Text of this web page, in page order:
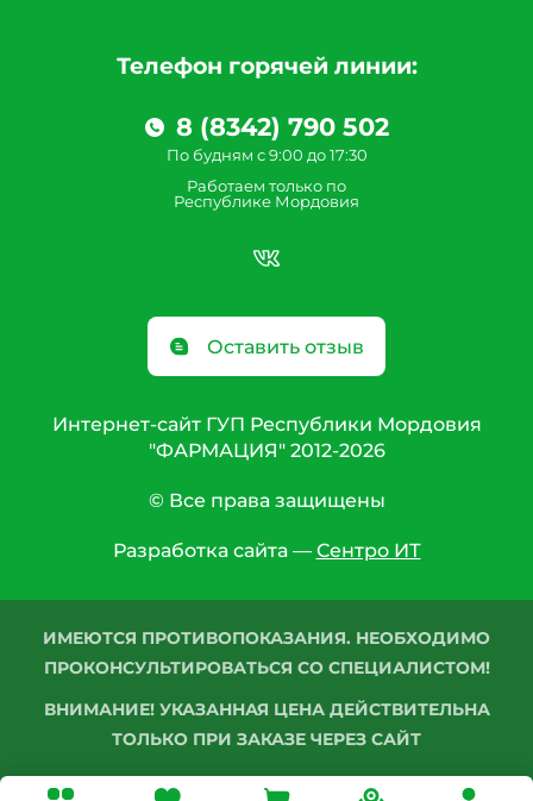
Телефон горячей линии:
8 (8342) 790 502
По будням с 9:00 до 17:30
Работаем только по
Республике Мордовия
Оставить отзыв
Интернет-сайт ГУП Республики Мордовия
"ФАРМАЦИЯ" 2012-2026
© Все права защищены
Разработка сайта — Сентро ИТ
ИМЕЮТСЯ ПРОТИВОПОКАЗАНИЯ. НЕОБХОДИМО
ПРОКОНСУЛЬТИРОВАТЬСЯ СО СПЕЦИАЛИСТОМ!
ВНИМАНИЕ! УКАЗАННАЯ ЦЕНА ДЕЙСТВИТЕЛЬНА
ТОЛЬКО ПРИ ЗАКАЗЕ ЧЕРЕЗ САЙТ